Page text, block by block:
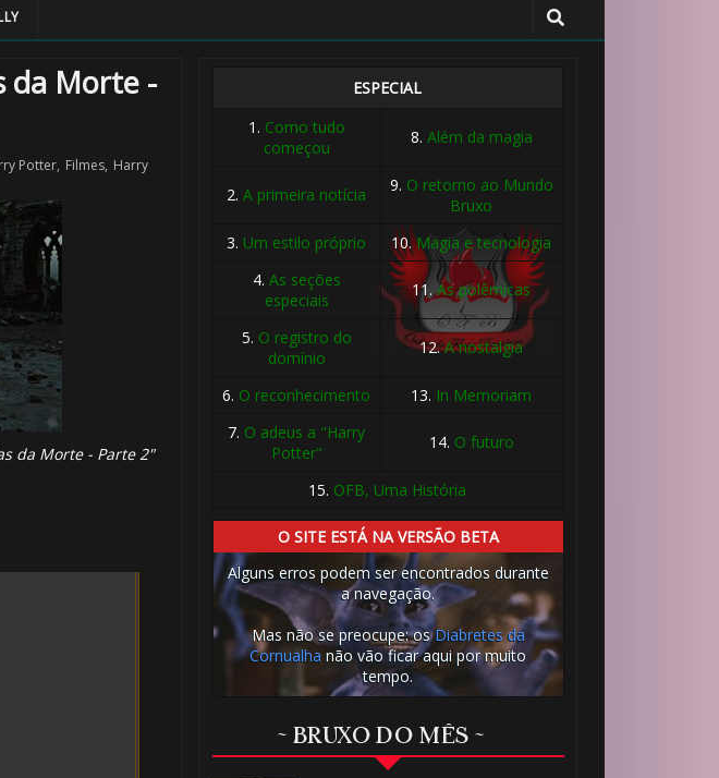
da Morte -
Potter, Filmes, Harry
da Morte - Parte 2"
ESPECIAL
1. Como tudo
começou
8. Além da magia
2.A primeira notícia 9. O retorno ao Mundo
Bruxo
3. Um estilo próprio 10.Magia e tecnologia
4. As seções
especiais
11.As polêmicas
5. O registro do
domínio
12.A nostalgia
6. O reconhecimento 13. In Memoriam
7. O adeus a "Harry
Potter"
14. O futuro
15. OFB, Uma História
O SITE ESTÁ NA VERSÃO BETA
Alguns erros podem ser encontrados durante
a navegação.
Mas não se preocupe: osDiabretes da
Cornualha não vão ficar aqui por muito
tempo.
~ BRUXO DO MÊS ~